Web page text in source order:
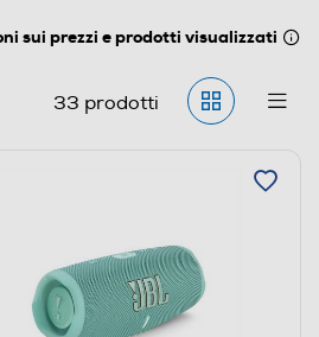
sui prezzi e prodotti visualizzati
33 prodotti